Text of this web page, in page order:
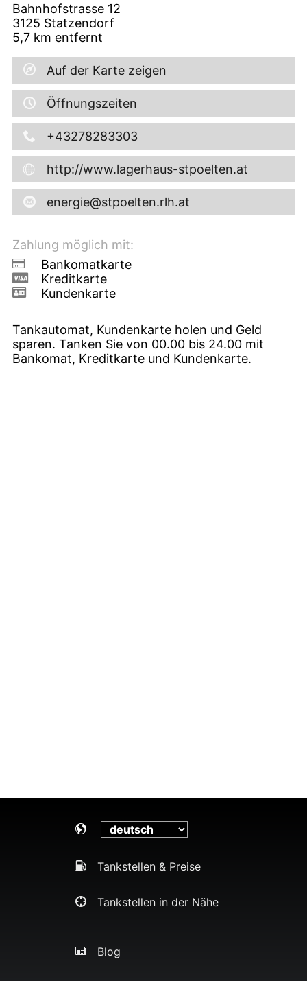
Bahnhofstrasse 12
3125 Statzendorf
5,7 km entfernt
Auf der Karte zeigen
Öffnungszeiten
+43278283303
http://www.lagerhaus-stpoelten.at
energie@stpoelten.rlh.at
Zahlung möglich mit:
Bankomatkarte
Kreditkarte
Kundenkarte
Tankautomat, Kundenkarte holen und Geld
sparen. Tanken Sie von 00.00 bis 24.00 mit
Bankomat, Kreditkarte und Kundenkarte.
Tankstellen & Preise
Tankstellen in der Nähe
Blog